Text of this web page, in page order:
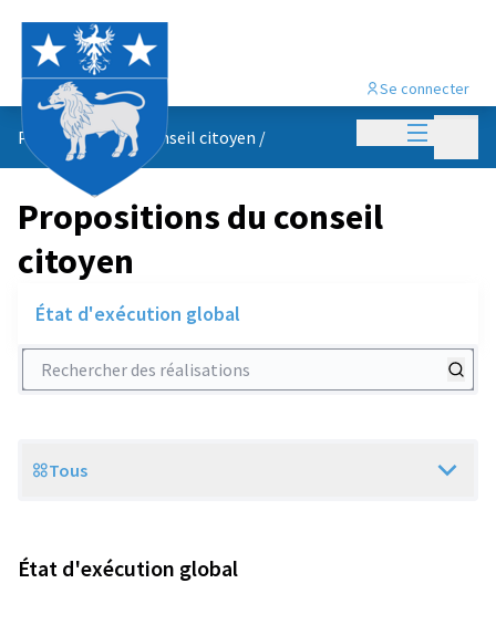
Menu
Se connecter
Propositions du conseil citoyen /
Propositions du conseil
citoyen
État d'exécution global
Rechercher des réalisations
Scope
Tous
État d'exécution global